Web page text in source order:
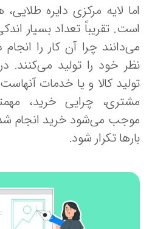
لایه مرکزی دایره طلایی،
تقریباً تعداد بسیار اندکی
چرا آن کار را انجام
خود را تولید می‌کنند. در
کالا و یا خدمات آنهاست.
چرایی خرید،
می‌شود خرید انجام شده و
تکرار شود.